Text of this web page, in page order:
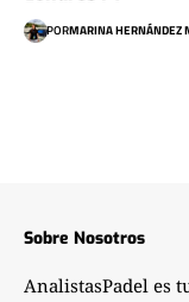
PORMARINA HERNÁNDEZ
Sobre Nosotros
AnalistasPadel es